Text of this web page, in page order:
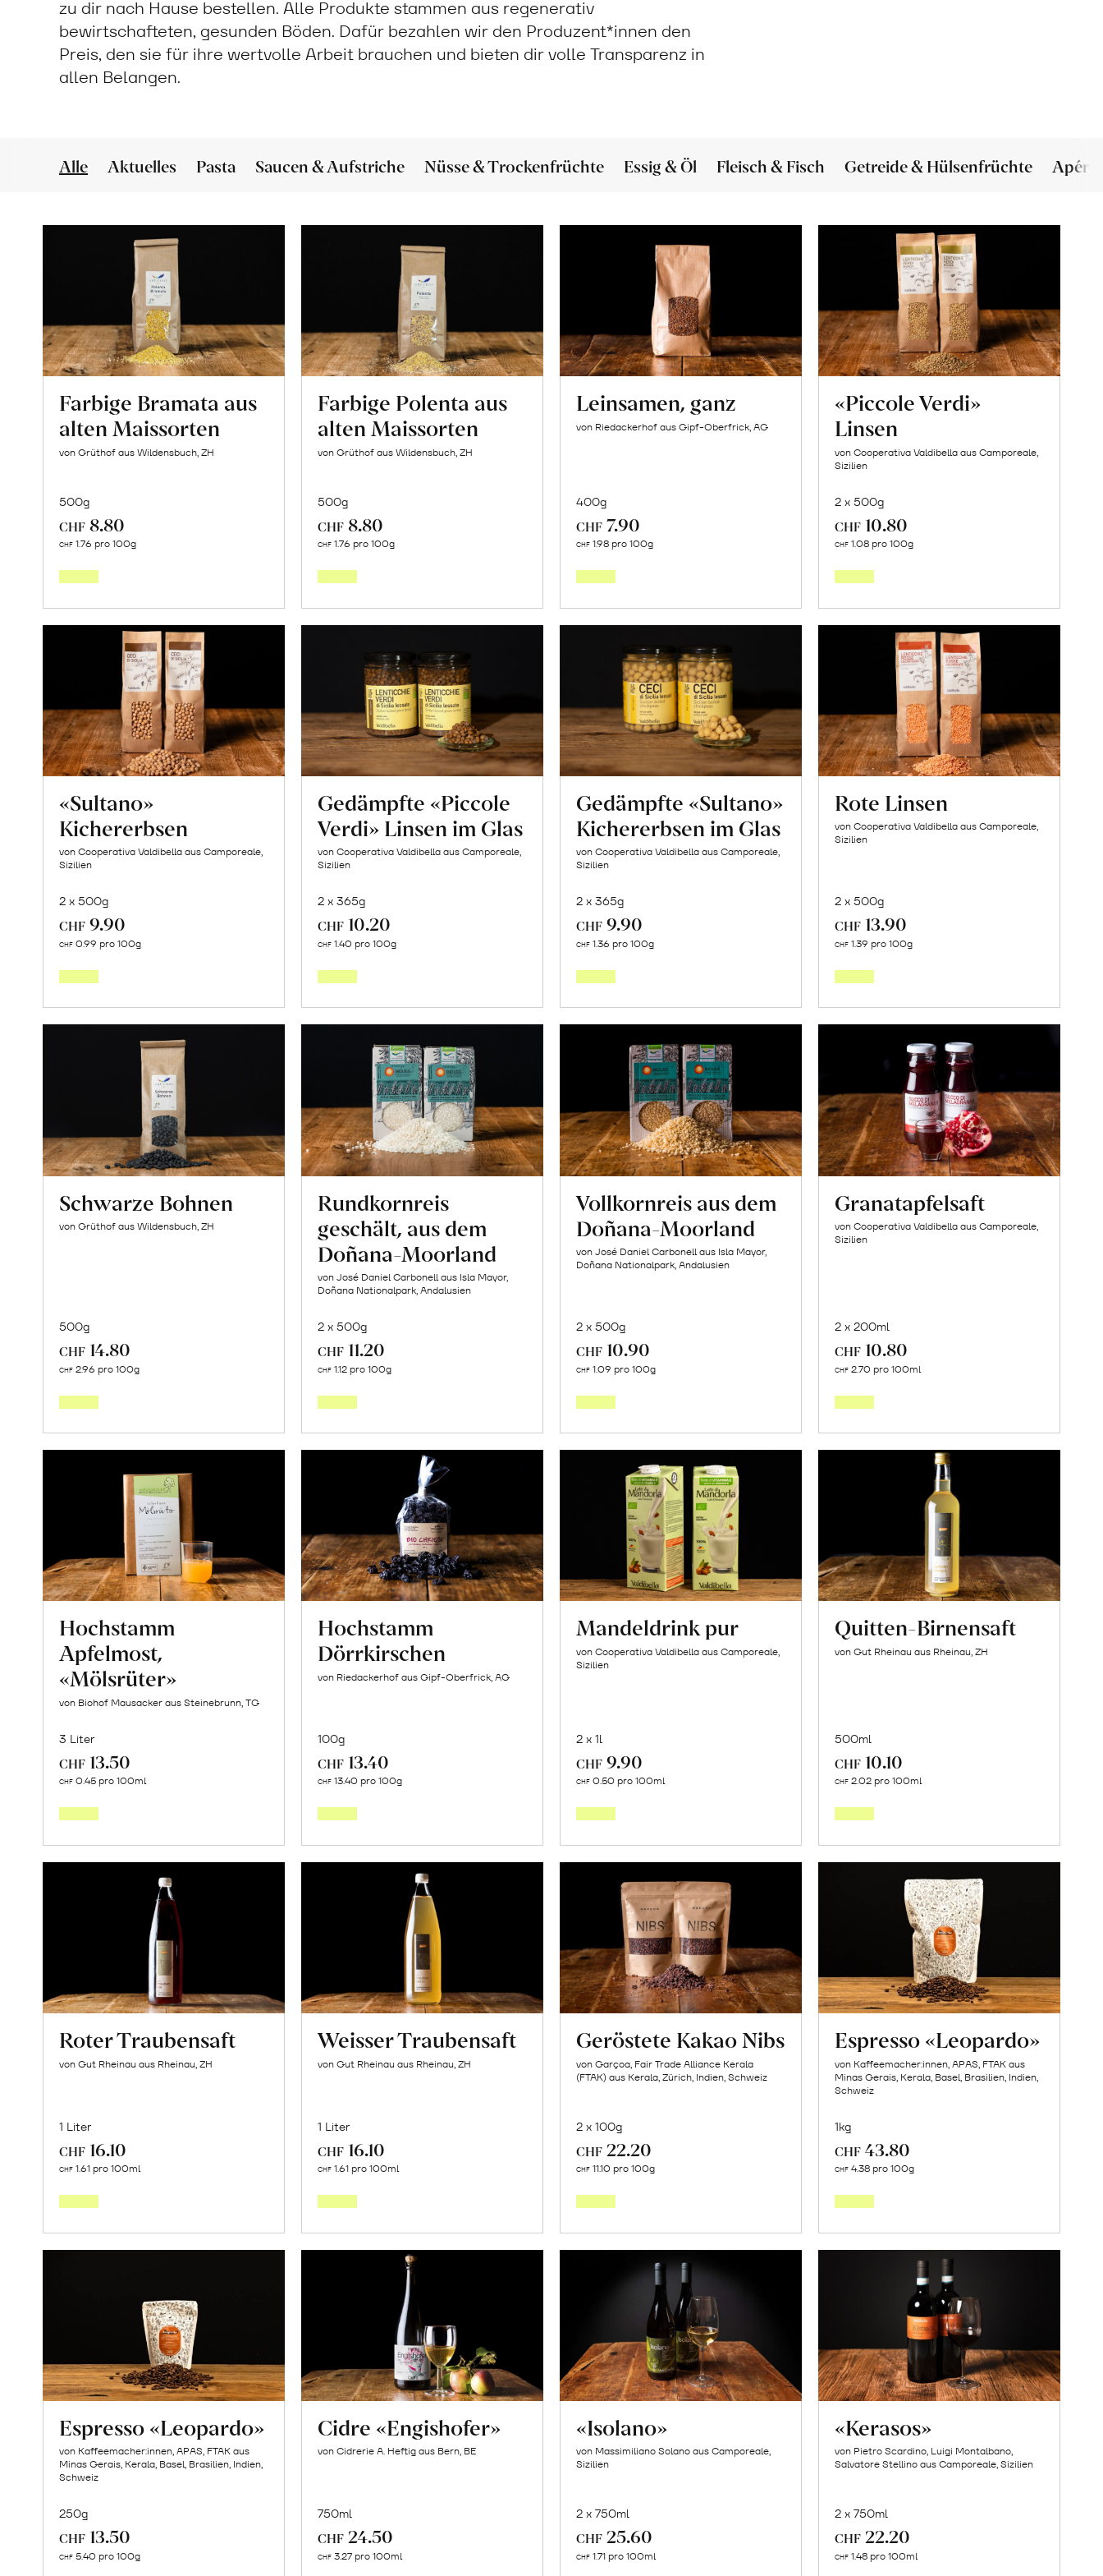
zu dir nach Hause bestellen. Alle Produkte stammen aus regenerativ
bewirtschafteten, gesunden Böden. Dafür bezahlen wir den Produzent*innen den
Preis, den sie für ihre wertvolle Arbeit brauchen und bieten dir volle Transparenz in
allen Belangen.
Alle Aktuelles Pasta Saucen & Aufstriche Nüsse & Trockenfrüchte Essig & Öl Fleisch & Fisch Getreide & Hülsenfrüchte Apéro
Farbige Bramata aus
alten Maissorten
von Grüthof aus Wildensbuch, ZH
500g
CHF 8.80
CHF 1.76 pro 100g
Farbige Polenta aus
alten Maissorten
von Grüthof aus Wildensbuch, ZH
500g
CHF 8.80
CHF 1.76 pro 100g
Leinsamen, ganz
von Riedackerhof aus Gipf-Oberfrick, AG
400g
CHF 7.90
CHF 1.98 pro 100g
«Piccole Verdi»
Linsen
von Cooperativa Valdibella aus Camporeale,
Sizilien
2 x 500g
CHF 10.80
CHF 1.08 pro 100g
«Sultano»
Kichererbsen
von Cooperativa Valdibella aus Camporeale,
Sizilien
2 x 500g
CHF 9.90
CHF 0.99 pro 100g
Gedämpfte «Piccole
Verdi» Linsen im Glas
von Cooperativa Valdibella aus Camporeale,
Sizilien
2 x 365g
CHF 10.20
CHF 1.40 pro 100g
Gedämpfte «Sultano»
Kichererbsen im Glas
von Cooperativa Valdibella aus Camporeale,
Sizilien
2 x 365g
CHF 9.90
CHF 1.36 pro 100g
Rote Linsen
von Cooperativa Valdibella aus Camporeale,
Sizilien
2 x 500g
CHF 13.90
CHF 1.39 pro 100g
Schwarze Bohnen
von Grüthof aus Wildensbuch, ZH
500g
CHF 14.80
CHF 2.96 pro 100g
Rundkornreis
geschält, aus dem
Doñana-Moorland
von José Daniel Carbonell aus Isla Mayor,
Doñana Nationalpark, Andalusien
2 x 500g
CHF 11.20
CHF 1.12 pro 100g
Vollkornreis aus dem
Doñana-Moorland
von José Daniel Carbonell aus Isla Mayor,
Doñana Nationalpark, Andalusien
2 x 500g
CHF 10.90
CHF 1.09 pro 100g
Granatapfelsaft
von Cooperativa Valdibella aus Camporeale,
Sizilien
2 x 200ml
CHF 10.80
CHF 2.70 pro 100ml
Hochstamm
Apfelmost,
«Mölsrüter»
von Biohof Mausacker aus Steinebrunn, TG
3 Liter
CHF 13.50
CHF 0.45 pro 100ml
Hochstamm
Dörrkirschen
von Riedackerhof aus Gipf-Oberfrick, AG
100g
CHF 13.40
CHF 13.40 pro 100g
Mandeldrink pur
von Cooperativa Valdibella aus Camporeale,
Sizilien
2 x 1l
CHF 9.90
CHF 0.50 pro 100ml
Quitten-Birnensaft
von Gut Rheinau aus Rheinau, ZH
500ml
CHF 10.10
CHF 2.02 pro 100ml
Roter Traubensaft
von Gut Rheinau aus Rheinau, ZH
1 Liter
CHF 16.10
CHF 1.61 pro 100ml
Weisser Traubensaft
von Gut Rheinau aus Rheinau, ZH
1 Liter
CHF 16.10
CHF 1.61 pro 100ml
Geröstete Kakao Nibs
von Garçoa, Fair Trade Alliance Kerala
(FTAK) aus Kerala, Zürich, Indien, Schweiz
2 x 100g
CHF 22.20
CHF 11.10 pro 100g
Espresso «Leopardo»
von Kaffeemacher:innen, APAS, FTAK aus
Minas Gerais, Kerala, Basel, Brasilien, Indien,
Schweiz
1kg
CHF 43.80
CHF 4.38 pro 100g
Espresso «Leopardo»
von Kaffeemacher:innen, APAS, FTAK aus
Minas Gerais, Kerala, Basel, Brasilien, Indien,
Schweiz
250g
CHF 13.50
CHF 5.40 pro 100g
Cidre «Engishofer»
von Cidrerie A. Heftig aus Bern, BE
750ml
CHF 24.50
CHF 3.27 pro 100ml
«Isolano»
von Massimiliano Solano aus Camporeale,
Sizilien
2 x 750ml
CHF 25.60
CHF 1.71 pro 100ml
«Kerasos»
von Pietro Scardino, Luigi Montalbano,
Salvatore Stellino aus Camporeale, Sizilien
2 x 750ml
CHF 22.20
CHF 1.48 pro 100ml